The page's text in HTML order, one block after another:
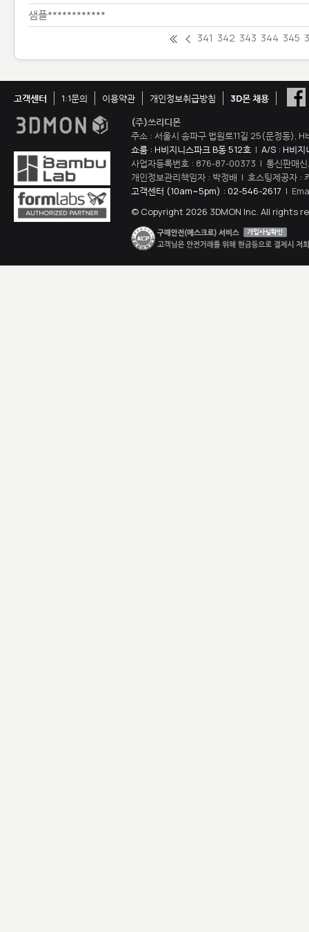
샘플************
341 342 343 344 345
고객센터 1:1문의 이용약관 개인정보취급방침
3D몬 채용
(주)쓰리디몬
주소 : 서울시 송파구 법원로11길 25(문정동),
쇼룸 : H비지니스파크 B동 512호 | A/S : H비지
사업자등록번호 : 876-87-00373 | 통신판매
개인정보관리책임자 : 박정배 | 호스팅제공자 :
고객센터 (10am~5pm) : 02-546-2617 |
© Copyright 2026 3DMON Inc. All rights